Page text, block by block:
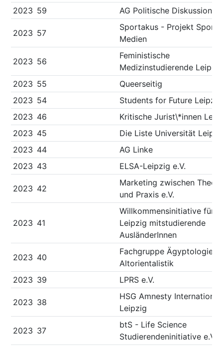
2023 59 AG Politische Diskussion
2023 57
Sportakus - Projekt Sport
Medien
2023 56
Feministische
Medizinstudierende Leipzig
2023 55
Queerseitig
2023 54
Students for Future Leipzig
2023 46
Kritische Jurist\*innen
2023 45
Die Liste Universität
2023 44
AG Linke
2023 43 ELSA-Leipzig e.V.
2023 42
Marketing zwischen
und Praxis e.V.
2023 41
Willkommensinitiative für in
Leipzig mitstudierende
AusländerInnen
2023 40
Fachgruppe Ägyptologie &
Altorientalistik
2023 39 LPRS e.V.
2023 38
HSG Amnesty International
Leipzig
2023 37
btS - Life Science
Studierendeninitiative e.V.